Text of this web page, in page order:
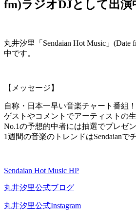
fm)ラジオDJとして出演
丸井汐里「Sendaian Hot Music」
中です。
【メッセージ】
自称・日本一早い音楽チャート番組！
ゲストやコメントでアーティストの
No.1の予想的中者には抽選でプレゼン
1週間の音楽のトレンドはSendaianで
Sendaian Hot Music HP
丸井汐里公式ブログ
丸井汐里公式Instagram